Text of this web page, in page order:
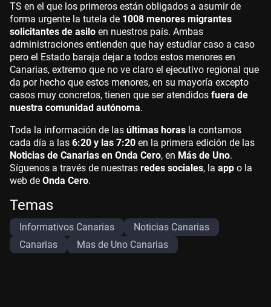
TS en el que los primeros están obligados a asumir de
forma urgente la tutela de 1008 menores migrantes
solicitantes de asilo en nuestros país. Ambas
administraciones entienden que hay estudiar caso a caso
pero el Estado baraja dejar a todos estos menores en
Canarias, extremo que no ve claro el ejecutivo regional que
da por hecho que estos menores, en su mayoría excepto
casos muy concretos, tienen que ser atendidos fuera de
nuestra comunidad autónoma.
Toda la información de las últimas horas la contamos
cada día a las 6:20 y las 7:20 en la primera edición de las
Noticias de Canarias en Onda Cero, en Más de Uno.
Síguenos a través de nuestras redes sociales, la app o la
web de Onda Cero.
Temas
Informativos Canarias
Noticias Canarias
Canarias
Mas de Uno Canarias